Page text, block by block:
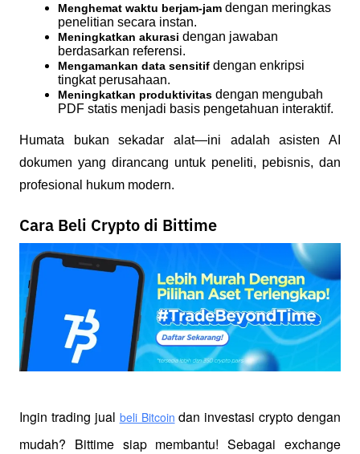
Menghemat waktu berjam-jam dengan meringkas
penelitian secara instan.
Meningkatkan akurasi dengan jawaban
berdasarkan referensi.
Mengamankan data sensitif dengan enkripsi
tingkat perusahaan.
Meningkatkan produktivitas dengan mengubah
PDF statis menjadi basis pengetahuan interaktif.
Humata bukan sekadar alat—ini adalah asisten AI
dokumen yang dirancang untuk peneliti, pebisnis, dan
profesional hukum modern.
Cara Beli Crypto di Bittime
Ingin trading jual beli Bitcoin dan investasi crypto dengan
mudah? Bittime siap membantu! Sebagai exchange